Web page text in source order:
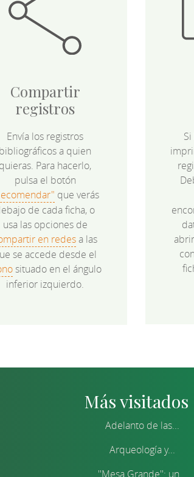
Compartir
registros
Envía los registros
a quien
Para hacerlo,
pulsa el botón
que verás
de cada ficha, o
usa las opciones de
en redesa las
se accede desde el
situado en el ángulo
inferior izquierdo.
Más visitados
Adelanto de las...
Arqueología y...
''Mesa Grande'': un...